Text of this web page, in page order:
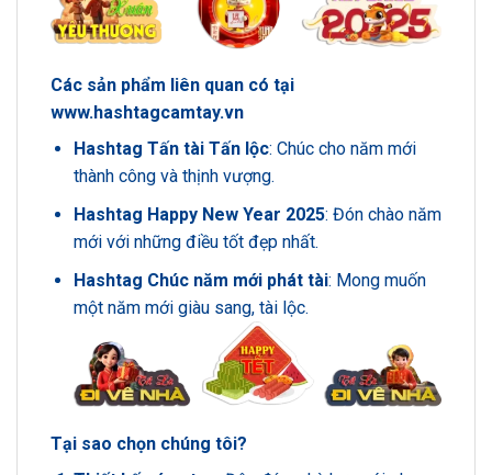
Các sản phẩm liên quan có tại
www.hashtagcamtay.vn
Hashtag Tấn tài Tấn lộc: Chúc cho năm mới
thành công và thịnh vượng.
Hashtag Happy New Year 2025: Đón chào năm
mới với những điều tốt đẹp nhất.
Hashtag Chúc năm mới phát tài: Mong muốn
một năm mới giàu sang, tài lộc.
Tại sao chọn chúng tôi?